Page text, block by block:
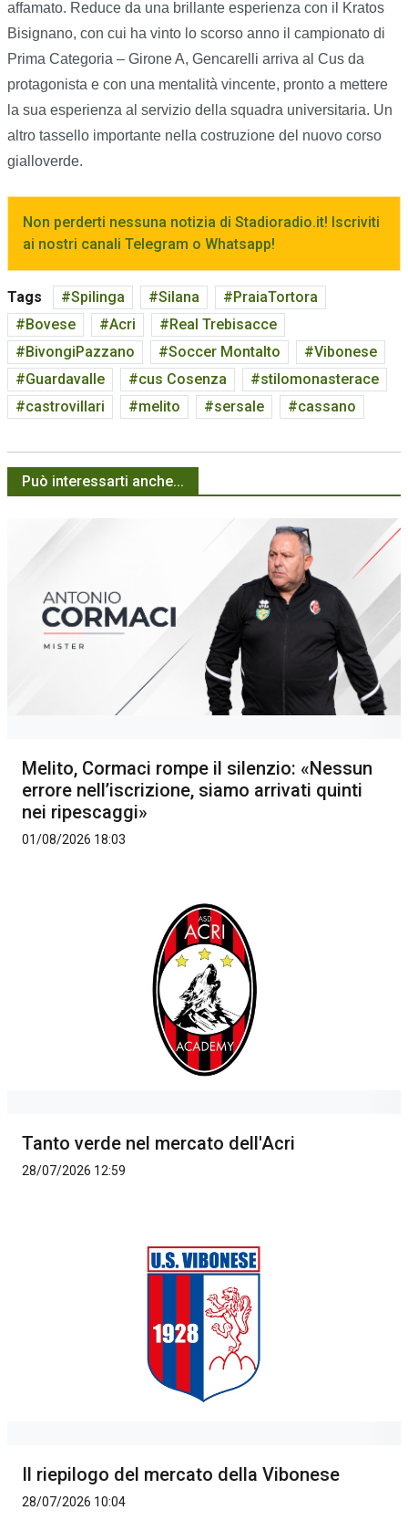
affamato. Reduce da una brillante esperienza con il Kratos
Bisignano, con cui ha vinto lo scorso anno il campionato di
Prima Categoria – Girone A, Gencarelli arriva al Cus da
protagonista e con una mentalità vincente, pronto a mettere
la sua esperienza al servizio della squadra universitaria. Un
altro tassello importante nella costruzione del nuovo corso
gialloverde.
Non perderti nessuna notizia di Stadioradio.it! Iscriviti
ai nostri canali Telegram o Whatsapp!
Tags Spilinga Silana
PraiaTortora
Bovese
Acri
Real Trebisacce
BivongiPazzano
Soccer Montalto
Vibonese
Guardavalle
cus Cosenza
stilomonasterace
castrovillari
melito sersale cassano
Può interessarti anche...
Melito, Cormaci rompe il silenzio: «Nessun
errore nell’iscrizione, siamo arrivati quinti
nei ripescaggi»
01/08/2026 18:03
Tanto verde nel mercato dell'Acri
28/07/2026 12:59
Il riepilogo del mercato della Vibonese
28/07/2026 10:04